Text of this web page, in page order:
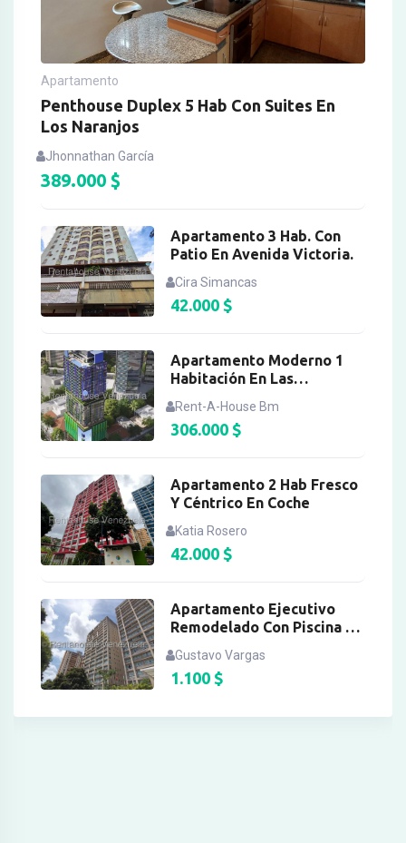
Apartamento
Penthouse Duplex 5 Hab Con Suites En
Los Naranjos
Jhonnathan García
389.000 $
Apartamento 3 Hab. Con
Patio En Avenida Victoria.
Cira Simancas
42.000$
Apartamento Moderno 1
Habitación En Las
Rent-A-House Bm
306.000$
Apartamento 2 Hab Fresco
Y Céntrico En Coche
Katia Rosero
42.000$
Apartamento Ejecutivo
Remodelado Con Piscina En
Gustavo Vargas
1.100$